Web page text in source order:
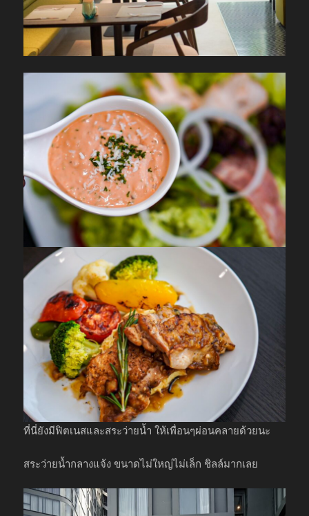
ที่นี่ยังมีฟิตเนสและสระว่ายน้ำ ให้เพื่อนๆผ่อนคลายด้วยนะ
สระว่ายน้ำกลางแจ้ง ขนาดไม่ใหญ่ไม่เล็ก ชิลล์มากเลย